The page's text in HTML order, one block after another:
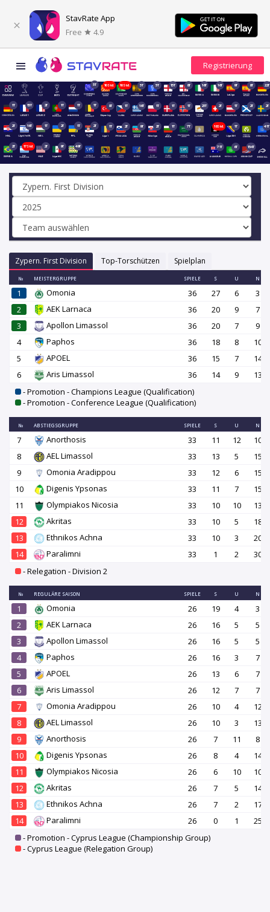
StavRate App
Free
4.9
5T 10Std. 10Std. 5T 5T 15T 8T 16T 16T 9T 8T 22T
1T 15T 2T 1T 1T 1T 8T 1T 16T 1T 1T 1T 23T 2T 1T 2T 2T
2T 16T 1T 2T 1T 2T 1T 2T 9T 2T 1T 7T 18Std. 1T 41T
2T 17Std. 2T 9T 49T 71T 6T 154T
Zypern. First Division Top-Torschützen Spielplan
№ MEISTERGRUPPE SPIELE S U N
1 Omonia 36 27 6
3
2
AEK Larnaca 36 20 9
7
3
Apollon Limassol 36 20 7
9
4
Paphos 36 18 8
10
5
APOEL 36 15 7
14
6
Aris Limassol 36 14 9
13
- Promotion - Champions League (Qualification)
- Promotion - Conference League (Qualification)
№ ABSTIEGSGRUPPE SPIELE S U N
7 Anorthosis 33 11 12
10
8
AEL Limassol 33 13 5
15
9
Omonia Aradippou 33 12 6
15
10
Digenis Ypsonas 33 11 7
15
11
Olympiakos Nicosia 33 10 10
13
12
Akritas 33 10 5
18
13
Ethnikos Achna 33 10 3
20
14
Paralimni 33 1 2
30
- Relegation - Division 2
№ REGULÄRE SAISON SPIELE S U N
1 Omonia 26 19 4
3
2
AEK Larnaca 26 16 5
5
3
Apollon Limassol 26 16 5
5
4
Paphos 26 16 3
7
5
APOEL 26 13 6
7
6
Aris Limassol 26 12 7
7
7
Omonia Aradippou 26 10 4
12
8
AEL Limassol 26 10 3
13
9
Anorthosis 26 7 11
8
10
Digenis Ypsonas 26 8 4
14
11
Olympiakos Nicosia 26 6 10
10
12
Akritas 26 7 5
14
13
Ethnikos Achna 26 7 2
17
14
Paralimni 26 0 1
25
- Promotion - Cyprus League (Championship Group)
- Cyprus League (Relegation Group)